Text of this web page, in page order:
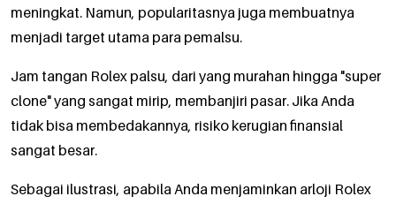
meningkat. Namun, popularitasnya juga membuatnya
menjadi target utama para pemalsu.
Jam tangan Rolex palsu, dari yang murahan hingga "super
clone" yang sangat mirip, membanjiri pasar. Jika Anda
tidak bisa membedakannya, risiko kerugian finansial
sangat besar.
Sebagai ilustrasi, apabila Anda menjaminkan arloji Rolex